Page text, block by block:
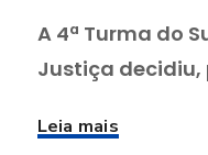
A 4ª Turma do
Justiça decidiu,
Leia mais